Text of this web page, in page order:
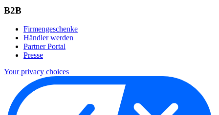
B2B
Firmengeschenke
Händler werden
Partner Portal
Presse
Your privacy choices